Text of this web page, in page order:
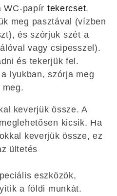
WC-papír tekercset.
meg pasztával (vízben
és szórjuk szét a
vagy csipesszel).
és tekerjük fel.
lyukban, szórja meg
keverjük össze. A
kicsik. Ha
keverjük össze, ez
ültetés
eszközök,
a földi munkát.